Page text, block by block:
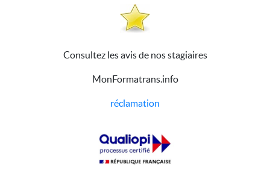
Consultez les avis de nos stagiaires
MonFormatrans.info
réclamation